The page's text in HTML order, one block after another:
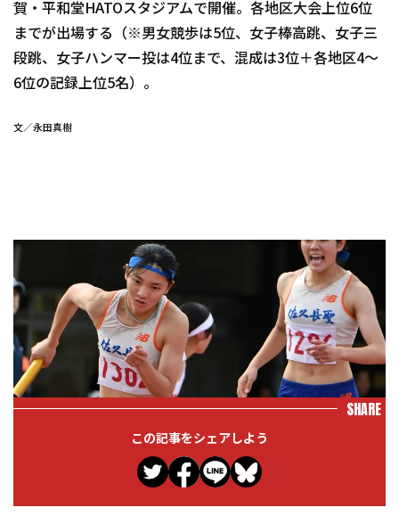
賀・平和堂HATOスタジアムで開催。各地区大会上位6位
までが出場する（※男女競歩は5位、女子棒高跳、女子三
段跳、女子ハンマー投は4位まで、混成は3位＋各地区4～
6位の記録上位5名）。
文／永田真樹
SHARE
この記事をシェアしよう